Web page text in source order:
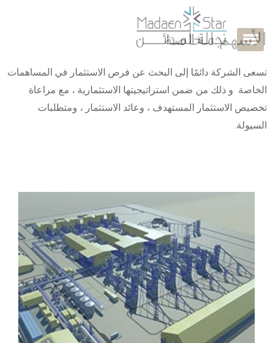
الأسهم الخاصة
تسعى الشركة دائمًا إلى البحث عن فرص الاستثمار في المساهمات
الخاصة و ذلك من ضمن استراتيجيتها الاستثمارية ، مع مراعاة
تخصيص الاستثمار المستهدف ، وعائد الاستثمار ، ومتطلبات
السيولة.